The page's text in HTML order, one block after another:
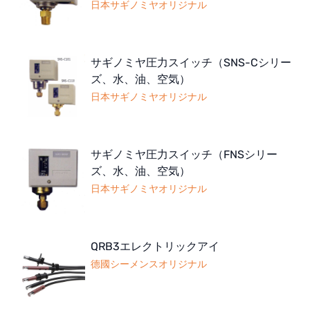
日本サギノミヤオリジナル
サギノミヤ圧力スイッチ（SNS-Cシリー
ズ、水、油、空気）
日本サギノミヤオリジナル
サギノミヤ圧力スイッチ（FNSシリー
ズ、水、油、空気）
日本サギノミヤオリジナル
QRB3エレクトリックアイ
德國シーメンスオリジナル